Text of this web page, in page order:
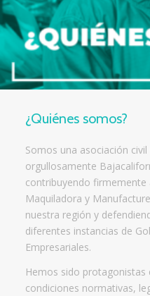
¿Quiénes somos?
Somos una asociación
orgullosamente
contribuyendo firmemente
Maquiladora y
nuestra región y
diferentes instancias de
Empresariales.
Hemos sido protagonistas
condiciones normativas,